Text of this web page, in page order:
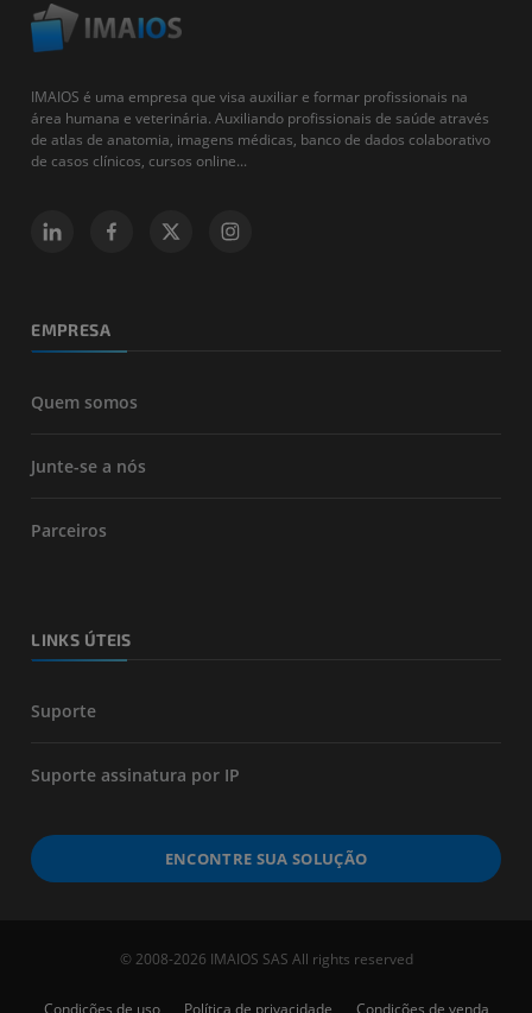
IMAIOS é uma empresa que visa auxiliar e formar profissionais na
área humana e veterinária. Auxiliando profissionais de saúde através
de atlas de anatomia, imagens médicas, banco de dados colaborativo
de casos clínicos, cursos online...
EMPRESA
Quem somos
Junte-se a nós
Parceiros
LINKS ÚTEIS
Suporte
Suporte assinatura por IP
ENCONTRE SUA SOLUÇÃO
© 2008-2026 IMAIOS SAS All rights reserved
Condições de uso Política de privacidade Condições de venda